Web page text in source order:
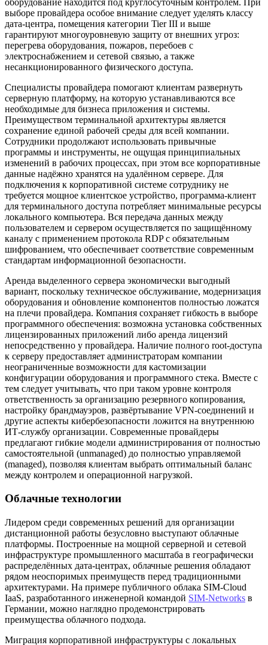
оборудование находится под круглосуточным контролем. При
выборе провайдера особое внимание следует уделять классу
дата-центра, помещения категории Tier III и выше
гарантируют многоуровневую защиту от внешних угроз:
перегрева оборудования, пожаров, перебоев с
электроснабжением и сетевой связью, а также
несанкционированного физического доступа.
Специалисты провайдера помогают клиентам развернуть
серверную платформу, на которую устанавливаются все
необходимые для бизнеса приложения и системы.
Преимуществом терминальной архитектуры является
сохранение единой рабочей среды для всей компании.
Сотрудники продолжают использовать привычные
программы и инструменты, не ощущая принципиальных
изменений в рабочих процессах, при этом все корпоративные
данные надёжно хранятся на удалённом сервере. Для
подключения к корпоративной системе сотруднику не
требуется мощное клиентское устройство, программа-клиент
для терминального доступа потребляет минимальные ресурсы
локального компьютера. Вся передача данных между
пользователем и сервером осуществляется по защищённому
каналу с применением протокола RDP с обязательным
шифрованием, что обеспечивает соответствие современным
стандартам информационной безопасности.
Аренда выделенного сервера экономически выгодный
вариант, поскольку техническое обслуживание, модернизация
оборудования и обновление компонентов полностью ложатся
на плечи провайдера. Компания сохраняет гибкость в выборе
программного обеспечения: возможна установка собственных
лицензированных приложений либо аренда лицензий
непосредственно у провайдера. Наличие полного root-доступа
к серверу предоставляет администраторам компании
неограниченные возможности для кастомизации
конфигурации оборудования и программного стека. Вместе с
тем следует учитывать, что при таком уровне контроля
ответственность за организацию резервного копирования,
настройку брандмауэров, развёртывание VPN-соединений и
другие аспекты кибербезопасности ложится на внутреннюю
ИТ-службу организации. Современные провайдеры
предлагают гибкие модели администрирования от полностью
самостоятельной (unmanaged) до полностью управляемой
(managed), позволяя клиентам выбрать оптимальный баланс
между контролем и операционной нагрузкой.
Облачные технологии
Лидером среди современных решений для организации
дистанционной работы безусловно выступают облачные
платформы. Построенные на мощной серверной и сетевой
инфраструктуре промышленного масштаба в географически
распределённых дата-центрах, облачные решения обладают
рядом неоспоримых преимуществ перед традиционными
архитектурами. На примере публичного облака SIM-Cloud
IaaS, разработанного инженерной командой SIM-Networks в
Германии, можно наглядно продемонстрировать
преимущества облачного подхода.
Миграция корпоративной инфраструктуры с локальных